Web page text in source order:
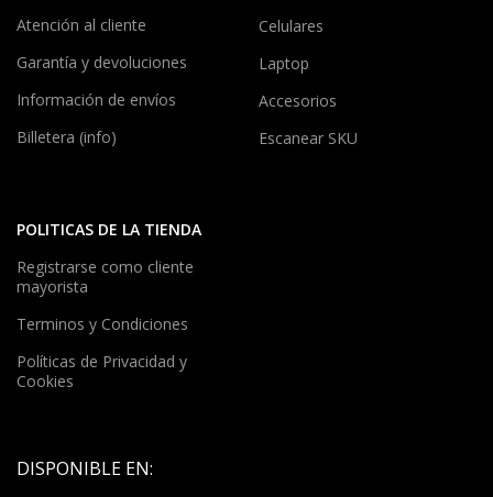
Atención al cliente
Garantía y devoluciones
Información de envíos
Billetera (info)
Celulares
Laptop
Accesorios
Escanear SKU
POLITICAS DE LA TIENDA
Registrarse como cliente
mayorista
Terminos y Condiciones
Políticas de Privacidad y
Cookies
DISPONIBLE EN: